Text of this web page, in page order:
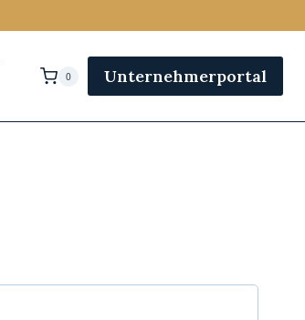
0 Unternehmerportal